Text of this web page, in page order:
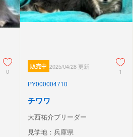
0
販売中 2025/04/28 更新
1
PY000004710
チワワ
大西祐介ブリーダー
見学地：兵庫県